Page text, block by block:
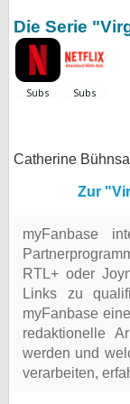
Die Serie
Catherine
Zur
myFanbase
RTL+ oder
Links zu
myFanbase
redaktionelle
werden und
verarbeiten,